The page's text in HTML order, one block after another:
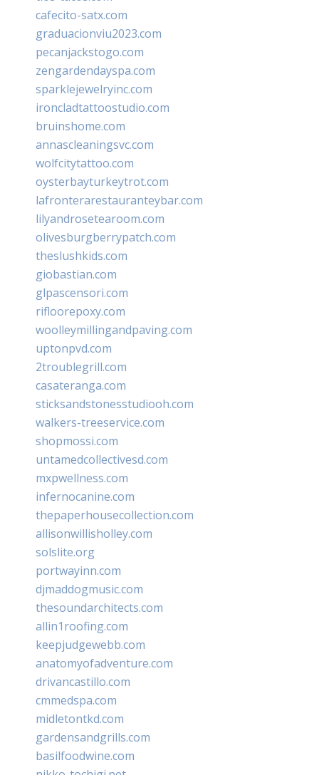
cafecito-satx.com
graduacionviu2023.com
pecanjackstogo.com
zengardendayspa.com
sparklejewelryinc.com
ironcladtattoostudio.com
bruinshome.com
annascleaningsvc.com
wolfcitytattoo.com
oysterbayturkeytrot.com
lafronterarestauranteybar.com
lilyandrosetearoom.com
olivesburgberrypatch.com
theslushkids.com
giobastian.com
glpascensori.com
rifloorepoxy.com
woolleymillingandpaving.com
uptonpvd.com
2troublegrill.com
casateranga.com
sticksandstonesstudiooh.com
walkers-treeservice.com
shopmossi.com
untamedcollectivesd.com
mxpwellness.com
infernocanine.com
thepaperhousecollection.com
allisonwillisholley.com
solslite.org
portwayinn.com
djmaddogmusic.com
thesoundarchitects.com
allin1roofing.com
keepjudgewebb.com
anatomyofadventure.com
drivancastillo.com
cmmedspa.com
midletontkd.com
gardensandgrills.com
basilfoodwine.com